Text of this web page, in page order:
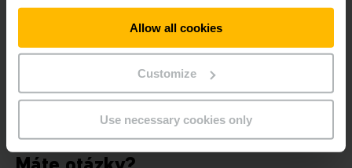
Allow all cookies
Customize
Use necessary cookies only
Sociální sítě